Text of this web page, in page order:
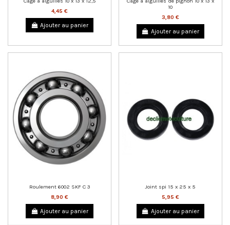
4,45 €
Ajouter au panier
10
3,80 €
Ajouter au panier
Roulement 6002 SKF C 3
8,90 €
Ajouter au panier
Joint spi 15 x 25 x 5
5,95 €
Ajouter au panier